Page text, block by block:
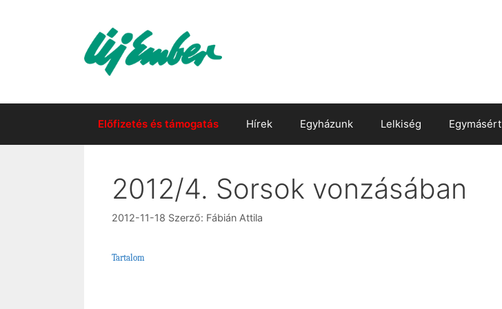
Előfizetés és támogatás Hírek Egyházunk Lelkiség Egymásért
2012/4. Sorsok vonzásában
2012-11-18 Szerző: Fábián Attila
Tartalom